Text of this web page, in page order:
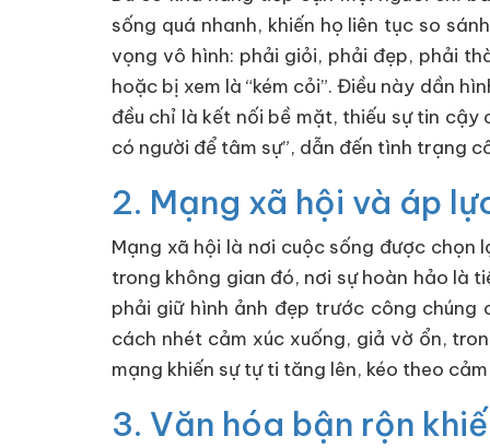
sống quá nhanh, khiến họ liên tục so
vọng vô hình: phải giỏi, phải đẹp, phải
hoặc bị xem là “kém cỏi”. Điều này dần
đều chỉ là kết nối bề mặt, thiếu sự tin
có người để tâm sự”, dẫn đến tình trạng
2. Mạng xã hội và áp
Mạng xã hội là nơi cuộc sống được chọn
trong không gian đó, nơi sự hoàn hảo là
phải giữ hình ảnh đẹp trước công chúng
cách nhét cảm xúc xuống, giả vờ ổn,
mạng khiến sự tự ti tăng lên, kéo theo
3. Văn hóa bận rộn